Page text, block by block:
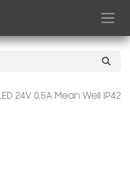
24V 0.5A Mean Well IP42